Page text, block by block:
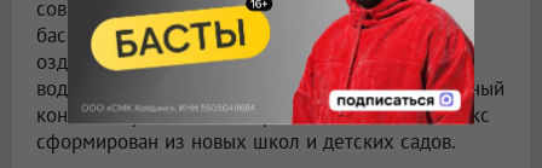
современные спортивные комплексы, стадионы,
бассейны и фитнес-залы, а в парке есть
оздоровительная тропа, благоустроенная зона
водных развлечений с пляжем и даже собственный
конный клуб. Детский образовательный комплекс
сформирован из новых школ и детских садов.